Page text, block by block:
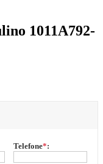
1011A792-
Telefone*: